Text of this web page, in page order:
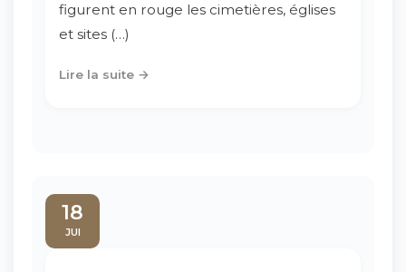
figurent en rouge les cimetières, églises
et sites (…)
Lire la suite →
18
JUI